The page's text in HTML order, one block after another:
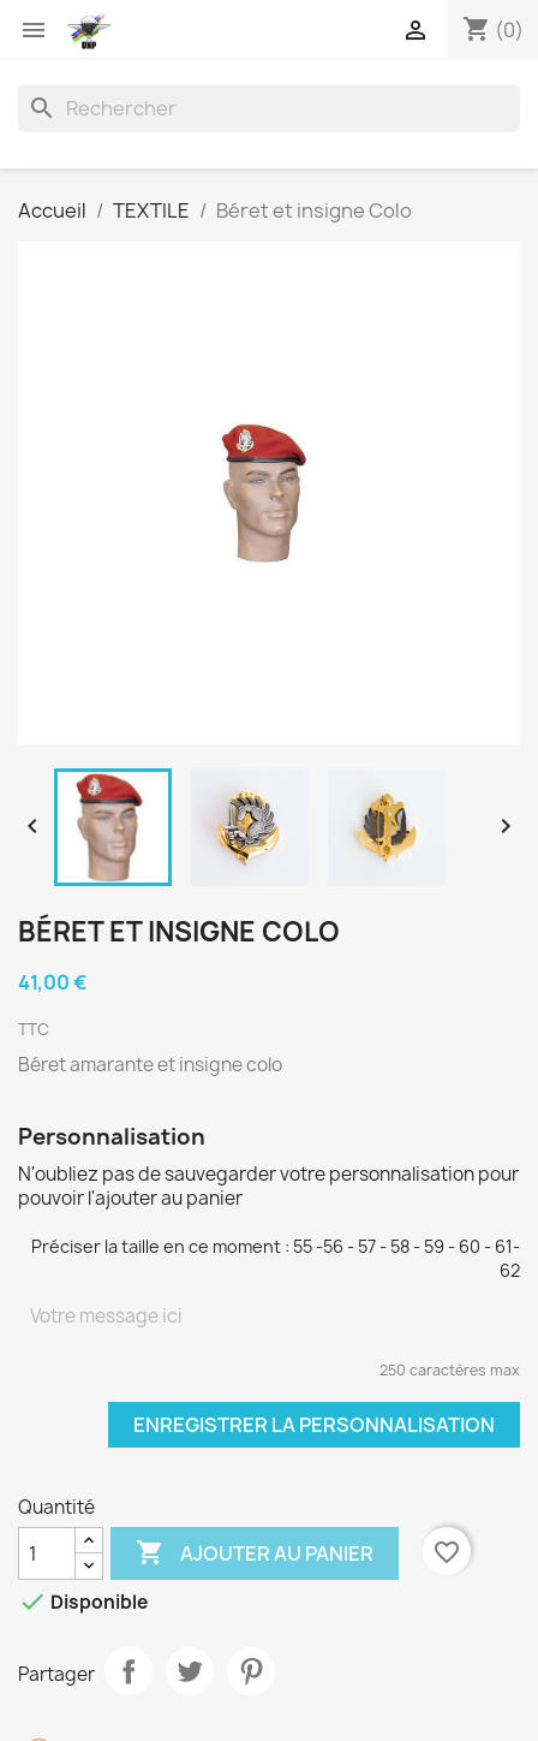
 shopping_cart (0)

search
Accueil TEXTILE Béret et insigne Colo
 
BÉRET ET INSIGNE COLO
41,00 €
TTC
Béret amarante et insigne colo
Personnalisation
N'oubliez pas de sauvegarder votre personnalisation pour
pouvoir l'ajouter au panier
Préciser la taille en ce moment : 55 -56 - 57 - 58 - 59 - 60 - 61-
62
250 caractères max
ENREGISTRER LA PERSONNALISATION
Quantité
 AJOUTER AU PANIER
favorite_border
 Disponible
Partager